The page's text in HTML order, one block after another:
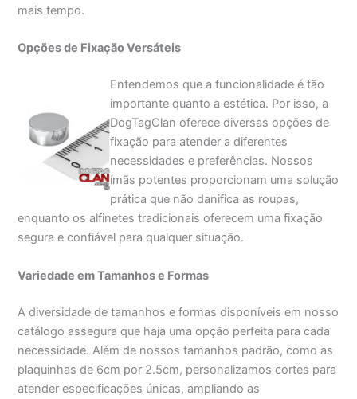
mais tempo.
Opções de Fixação Versáteis
Entendemos que a funcionalidade é tão
importante quanto a estética. Por isso, a
DogTagClan oferece diversas opções de
fixação para atender a diferentes
necessidades e preferências. Nossos
ímãs potentes proporcionam uma solução
prática que não danifica as roupas,
enquanto os alfinetes tradicionais oferecem uma fixação
segura e confiável para qualquer situação.
Variedade em Tamanhos e Formas
A diversidade de tamanhos e formas disponíveis em nosso
catálogo assegura que haja uma opção perfeita para cada
necessidade. Além de nossos tamanhos padrão, como as
plaquinhas de 6cm por 2.5cm, personalizamos cortes para
atender especificações únicas, ampliando as